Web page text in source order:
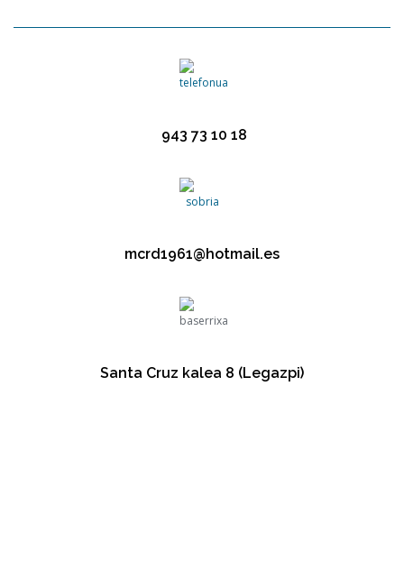
943 73 10 18
mcrd1961@hotmail.es
Santa Cruz kalea 8 (Legazpi)